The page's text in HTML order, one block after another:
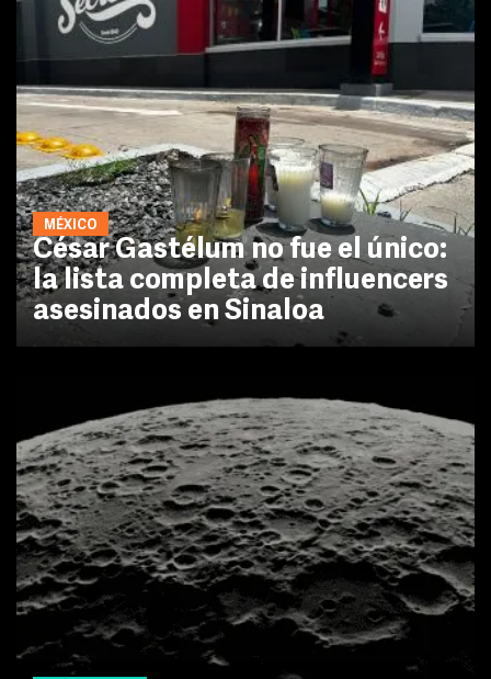
MÉXICO
César Gastélum no fue el único:
la lista completa de influencers
asesinados en Sinaloa